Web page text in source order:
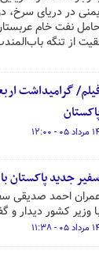
یمنی در دریای سرخ،
نفت خام
از تنگه
گرامیداشت
۱۴ مرداد ۰۵ - ۱۲:۰۰
جدید پاکستان
احمد صدیقی
وزیر کشور دیدار و
۱۴ مرداد ۰۵ - ۱۱:۳۸